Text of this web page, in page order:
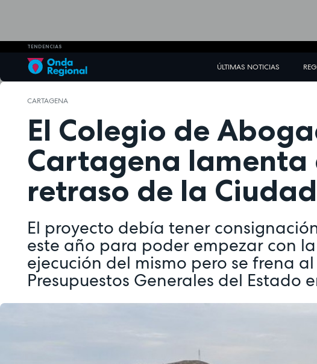
TENDENCIAS
ÚLTIMAS NOTICIAS
CARTAGENA
El Colegio de
Cartagena lamenta
retraso de la
El proyecto debía tener
este año para poder empezar con
ejecución del mismo pero se frena
Presupuestos Generales del Estado